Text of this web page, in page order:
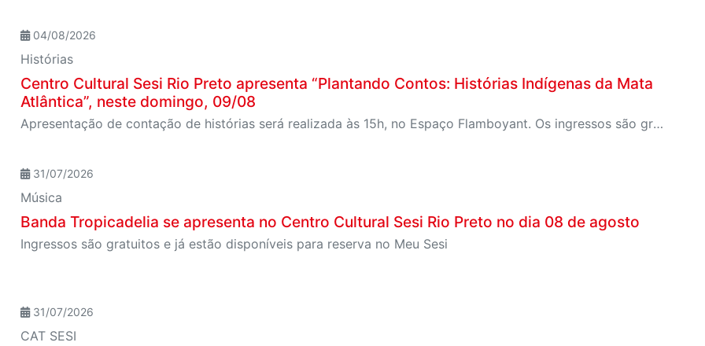
04/08/2026
Histórias
Centro Cultural Sesi Rio Preto apresenta “Plantando Contos: Histórias Indígenas da Mata
Atlântica”, neste domingo, 09/08
Apresentação de contação de histórias será realizada às 15h, no Espaço Flamboyant. Os ingressos são gratuitos
31/07/2026
Música
Banda Tropicadelia se apresenta no Centro Cultural Sesi Rio Preto no dia 08 de agosto
Ingressos são gratuitos e já estão disponíveis para reserva no Meu Sesi
31/07/2026
CAT SESI